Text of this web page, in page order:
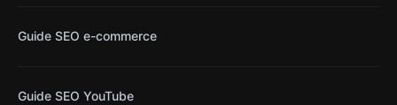
Guide SEO e-commerce
Guide SEO YouTube